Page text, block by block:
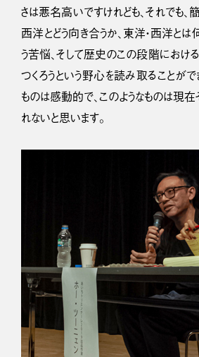
さは悪名高いですけれども、それでも、
西洋とどう向き合うか、東洋・西洋と
う苦悩、そして歴史のこの段階におけ
つくろうという野心を読み取ることが
ものは感動的で、このようなものは現
れないと思います。